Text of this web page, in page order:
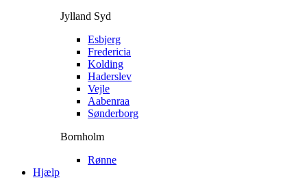
Jylland Syd
Esbjerg
Fredericia
Kolding
Haderslev
Vejle
Aabenraa
Sønderborg
Bornholm
Rønne
Hjælp